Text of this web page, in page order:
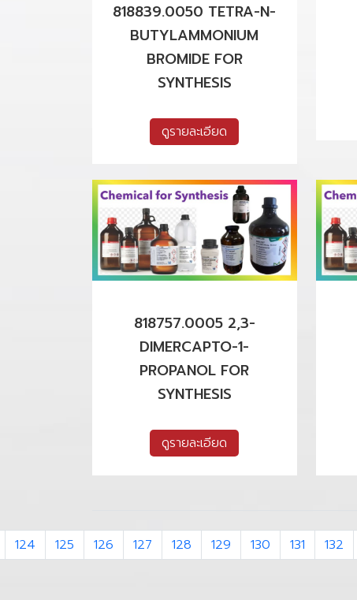
818839.0050 TETRA-N-
BUTYLAMMONIUM
BROMIDE FOR
SYNTHESIS
ดูรายละเอียด
818757.0005 2,3-
DIMERCAPTO-1-
PROPANOL FOR
SYNTHESIS
ดูรายละเอียด
124 125 126 127 128 129 130 131 132